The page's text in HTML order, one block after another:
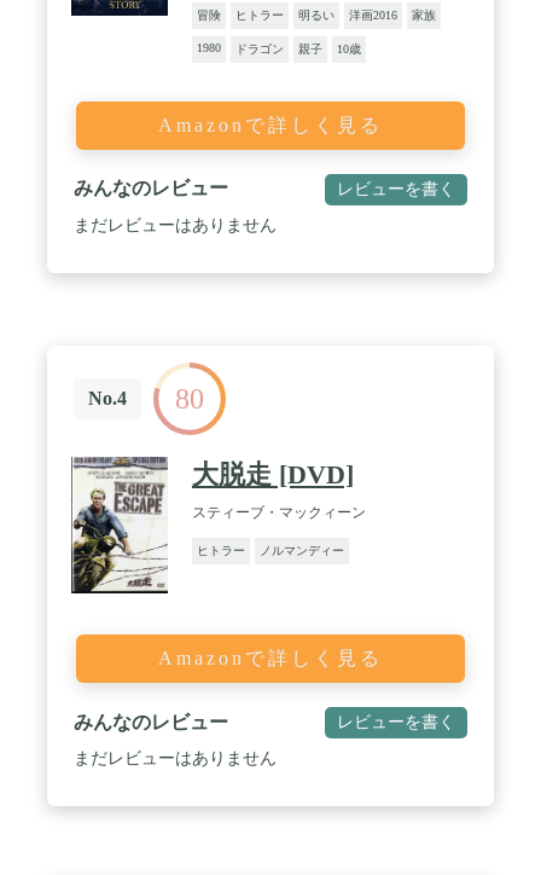
冒険 ヒトラー 明るい 洋画2016 家族
1980 ドラゴン 親子 10歳
Amazonで詳しく見る
みんなのレビュー レビューを書く
まだレビューはありません
No.4 80
大脱走 [DVD]
スティーブ・マックィーン
ヒトラー ノルマンディー
Amazonで詳しく見る
みんなのレビュー レビューを書く
まだレビューはありません